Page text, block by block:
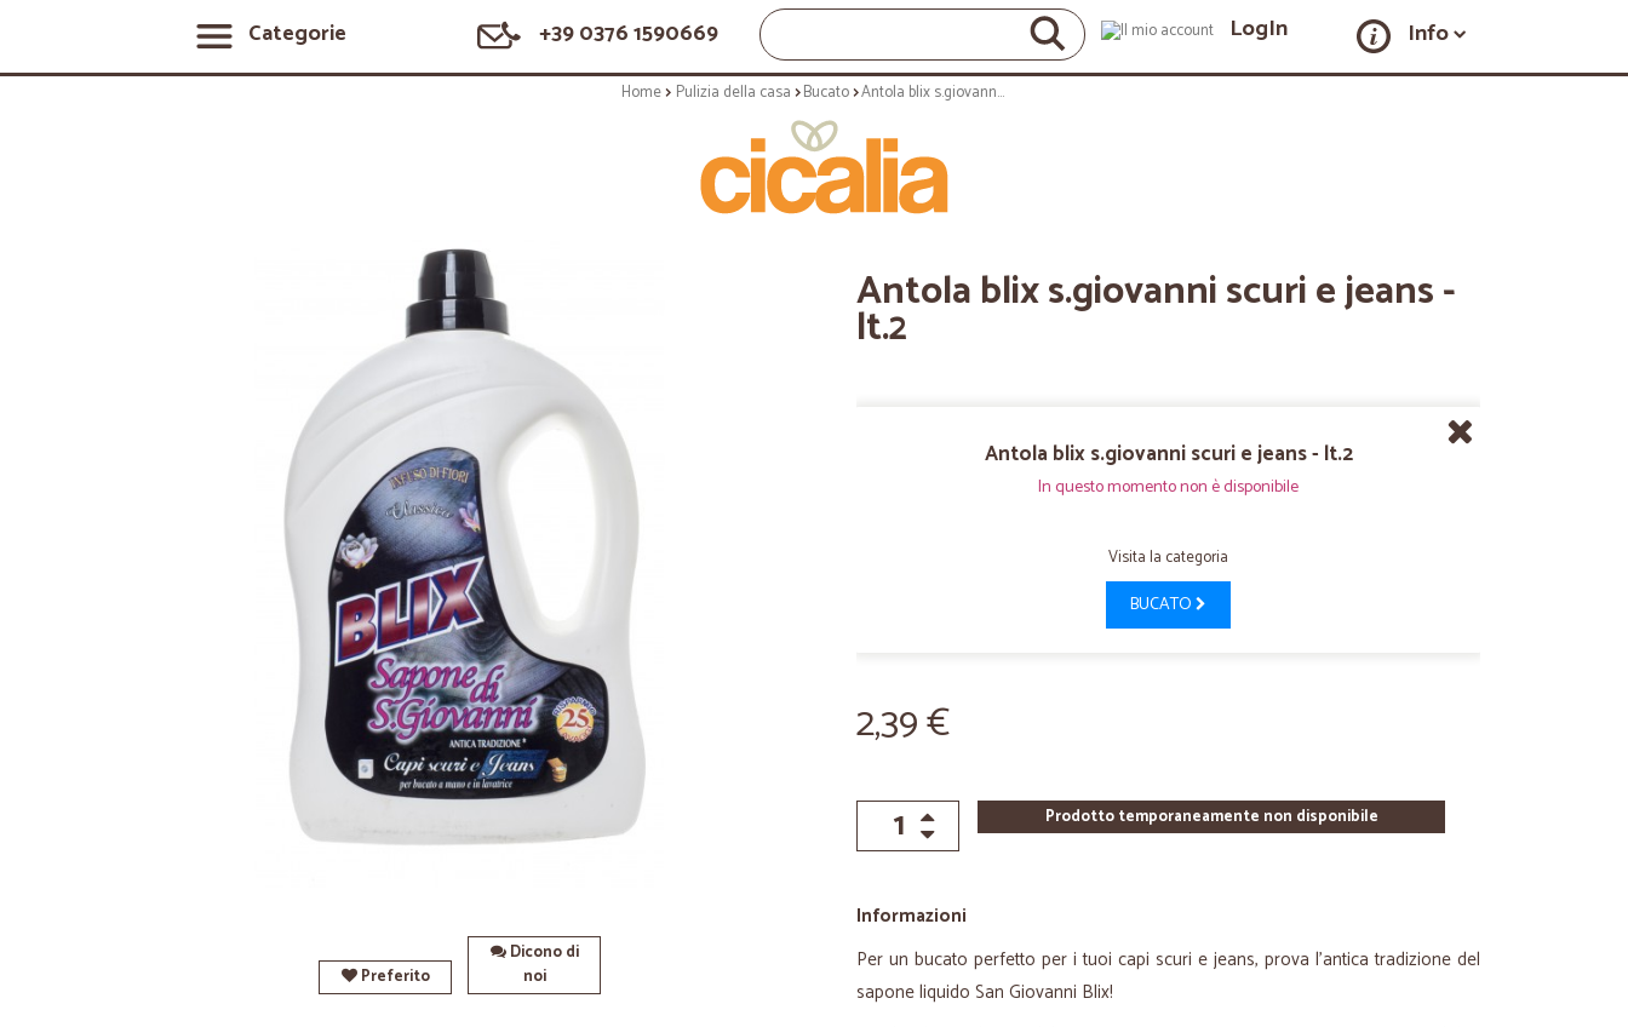
Categorie +39 0376 1590669 LogIn Info
Home Pulizia della casa Bucato Antola blix s.giovanni scuri e jeans - lt.2
Preferito
Dicono di
noi
Antola blix s.giovanni scuri e jeans -
lt.2
Antola blix s.giovanni scuri e jeans - lt.2
In questo momento non è disponibile
Visita la categoria
BUCATO
2,39 €
Prodotto temporaneamente non disponibile
Informazioni
Per un bucato perfetto per i tuoi capi scuri e jeans, prova l’antica tradizione del
sapone liquido San Giovanni Blix!